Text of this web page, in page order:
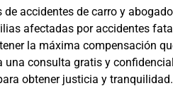
de accidentes de carro y
afectadas por accidentes
la máxima compensación
una consulta gratis y
obtener justicia y tranquilidad.